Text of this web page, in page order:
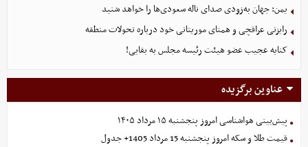
یمن: جهان به‌زودی صدای ناله سعودی‌ها را خواهد شنید
رایزنی عراقچی و همتای موریتانی خود درباره تحولات منطقه
کنایه عجیب عضو هیئت رئیسه مجلس به بقایی!
عناوین برگزیده
پیش‌بینی هواشناسی امروز پنجشنبه ۱۵ مرداد ۱۴۰۵
قیمت طلا و سکه امروز پنجشنبه 15 مرداد 1405+ جدول